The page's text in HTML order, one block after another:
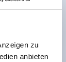
zu
anbieten
der